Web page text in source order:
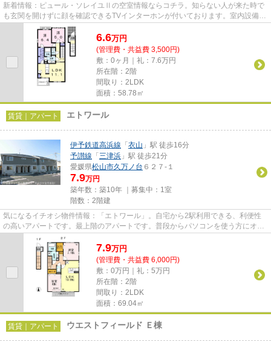
新着情報：ピュール・ソレイユⅡの空室情報ならコチラ。知らない人が来た時で
も玄関を開けずに顔を確認できるTVインターホンが付いております。室内設備は
洗面所独立・浴室乾燥機など充...
6.6万円
(管理費・共益費 3,500円)
敷：0ヶ月｜礼：7.6万円
所在階：2階
間取り：2LDK
面積：58.78㎡
賃貸｜アパート エトワール
伊予鉄道高浜線 「 衣山 」駅 徒歩16分
予讃線 「 三津浜 」駅 徒歩21分
愛媛県松山市久万ノ台 ６２７-１
7.9万円
築年数：築10年 ｜募集中： 1室
階数：2階建
気になるイチオシ物件情報：「エトワール」。自宅から2駅利用できる、利便性
の高いアパートです。最上階のアパートです。普段からパソコンを使う方にオス
スメ物件、ネット回線導入済み...
7.9万円
(管理費・共益費 6,000円)
敷：0万円｜礼：5万円
所在階：2階
間取り：2LDK
面積：69.04㎡
賃貸｜アパート ウエストフィールド Ｅ棟